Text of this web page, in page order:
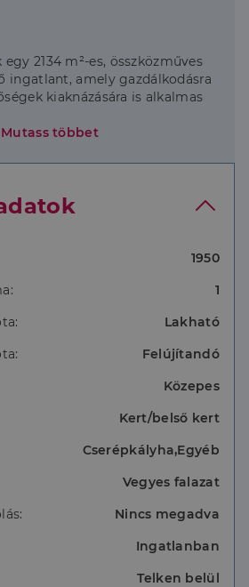
2134 m²-es, összközműves
ingatlant, amely gazdálkodásra
kiaknázására is alkalmas
és tárolásra alkalmas
gyümölcsfák és veteményes
állnak)
az új tulajdonos feladata lehet
járólap, szobákban hajópadló
alkalmas
(új burkolatok és
Mutass többet
1950
1
Lakható
Felújítandó
Közepes
Kert/belső kert
Cserépkályha,Egyéb
Vegyes falazat
Nincs megadva
Ingatlanban
Telken belül